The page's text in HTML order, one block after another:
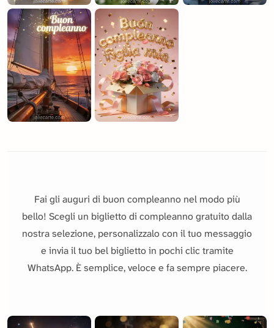
Fai gli auguri di buon compleanno nel modo più
bello! Scegli un biglietto di compleanno gratuito dalla
nostra selezione, personalizzalo con il tuo messaggio
e invia il tuo bel biglietto in pochi clic tramite
WhatsApp. È semplice, veloce e fa sempre piacere.